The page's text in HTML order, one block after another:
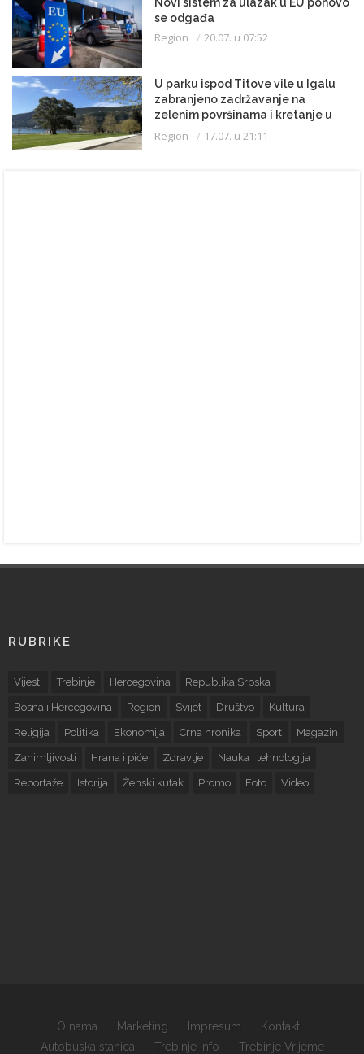
se odgađa
Region 20.07. u 07:52
U parku ispod Titove vile u Igalu
zabranjeno zadržavanje na
zelenim površinama i kretanje u
kupaćem kostimu
Region 17.07. u 21:11
RUBRIKE
Vijesti Trebinje Hercegovina Republika Srpska
Bosna i Hercegovina Region Svijet Društvo Kultura
Religija Politika Ekonomija Crna hronika Sport Magazin
Zanimljivosti Hrana i piće Zdravlje Nauka i tehnologija
Reportaže Istorija Ženski kutak Promo Foto Video
O nama Marketing Impresum
Kontakt
Autobuska stanica
Trebinje Info Trebinje Vrijeme